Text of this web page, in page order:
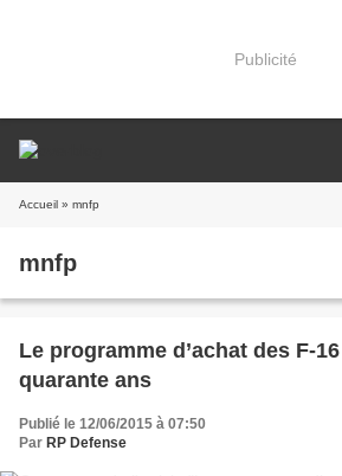
Publicité
Accueil » mnfp
mnfp
Le programme d’achat des F-
quarante ans
Publié le 12/06/2015 à 07:50
Par RP Defense